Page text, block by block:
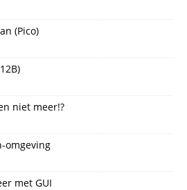
(Pico)
niet meer!?
omgeving
met GUI